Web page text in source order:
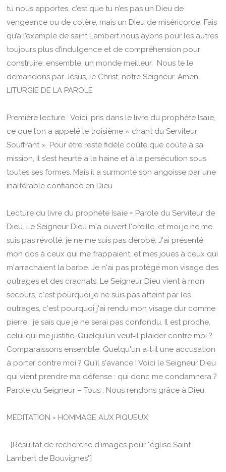
tu nous apportes, c’est que tu n’es pas un Dieu de
vengeance ou de colère, mais un Dieu de miséricorde. Fais
qu’à l’exemple de saint Lambert nous ayons pour les autres
toujours plus d’indulgence et de compréhension pour
construire, ensemble, un monde meilleur. Nous te le
demandons par Jésus, le Christ, notre Seigneur. Amen.
LITURGIE DE LA PAROLE
Première lecture : Voici, pris dans le livre du prophète Isaïe,
ce que l’on a appelé le troisième « chant du Serviteur
Souffrant ». Pour être resté fidèle coûte que coûte à sa
mission, il s’est heurté à la haine et à la persécution sous
toutes ses formes. Mais il a surmonté son angoisse par une
inaltérable confiance en Dieu
Lecture du livre du prophète Isaïe = Parole du Serviteur de
Dieu. Le Seigneur Dieu m'a ouvert l'oreille, et moi je ne me
suis pas révolté, je ne me suis pas dérobé. J'ai présenté
mon dos à ceux qui me frappaient, et mes joues à ceux qui
m'arrachaient la barbe. Je n'ai pas protégé mon visage des
outrages et des crachats. Le Seigneur Dieu vient à mon
secours, c'est pourquoi je ne suis pas atteint par les
outrages, c'est pourquoi j'ai rendu mon visage dur comme
pierre : je sais que je ne serai pas confondu. Il est proche,
celui qui me justifie. Quelqu'un veut‑il plaider contre moi ?
Comparaissons ensemble. Quelqu'un a‑t‑il une accusation
à porter contre moi ? Qu'il s'avance ! Voici le Seigneur Dieu
qui vient prendre ma défense : qui donc me condamnera ?
Parole du Seigneur – Tous : Nous rendons grâce à Dieu.
MEDITATION = HOMMAGE AUX PIQUEUX
[Résultat de recherche d'images pour "église Saint
Lambert de Bouvignes"]